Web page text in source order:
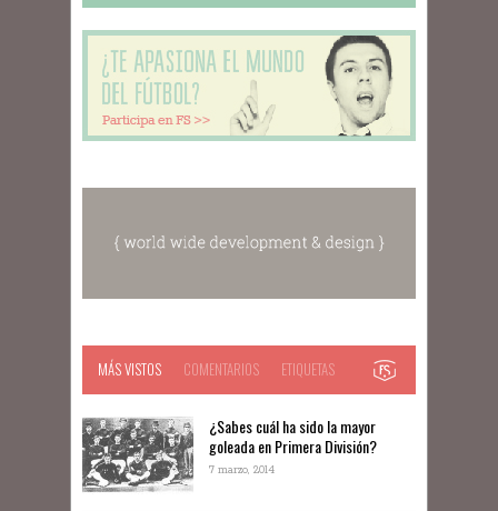
MÁS VISTOS COMENTARIOS ETIQUETAS
¿Sabes cuál ha sido la mayor
goleada en Primera División?
7 marzo, 2014